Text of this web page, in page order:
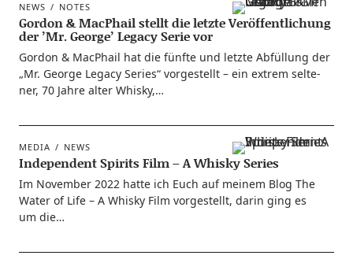
NEWS NOTES
Gordon & MacPhail stellt die letzte Veröffentlichung
der ’Mr. George’ Legacy Serie vor
Gor­don & MacPhail hat die fünf­te und letz­te Abfül­lung der
„Mr. Geor­ge Lega­cy Series“ vor­ge­stellt – ein extrem sel­te­
ner, 70 Jah­re alter Whisky,…
MEDIA NEWS
Independent Spirits Film – A Whisky Series
Im Novem­ber 2022 hat­te ich Euch auf mei­nem Blog The
Water of Life – A Whis­ky Film vor­ge­stellt, dar­in ging es
um die…